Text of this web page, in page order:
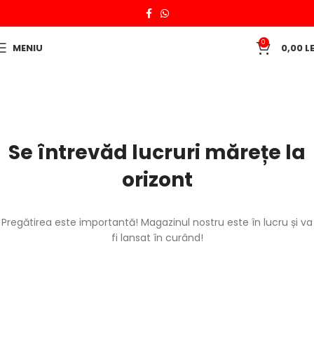
MENIU 0 0,00
Se întrevăd lucruri mărețe la
orizont
Pregătirea este importantă! Magazinul nostru este în lucru și va
fi lansat în curând!